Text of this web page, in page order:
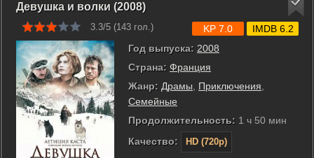
Девушка и волки (2008)
3.3/5 (143 гол.)
Год выпуска: 2008
Страна: Франция
Жанр: Драмы, Приключения,
Семейные
Продолжительность: 1 ч 50 мин
Качество:
HD (720p)
KP 7.0 IMDB 6.2